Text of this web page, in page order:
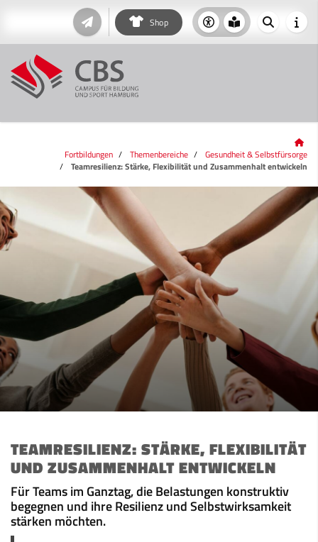
Shop
Fortbildungen Themenbereiche
Gesundheit & Selbstfürsorge
Teamresilienz: Stärke, Flexibilität und Zusammenhalt entwickeln
TEAMRESILIENZ: STÄRKE, FLEXIBILITÄT
UND ZUSAMMENHALT ENTWICKELN
Für Teams im Ganztag, die Belastungen konstruktiv
begegnen und ihre Resilienz und Selbstwirksamkeit
stärken möchten.